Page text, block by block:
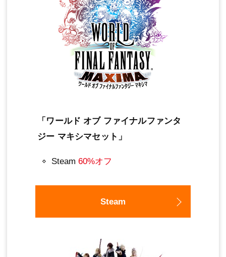
「ワールド オブ ファイナルファンタ
ジー マキシマセット」
Steam60%オフ
Steam